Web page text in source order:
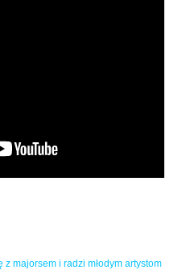
z majorsem i radzi młodym artystom